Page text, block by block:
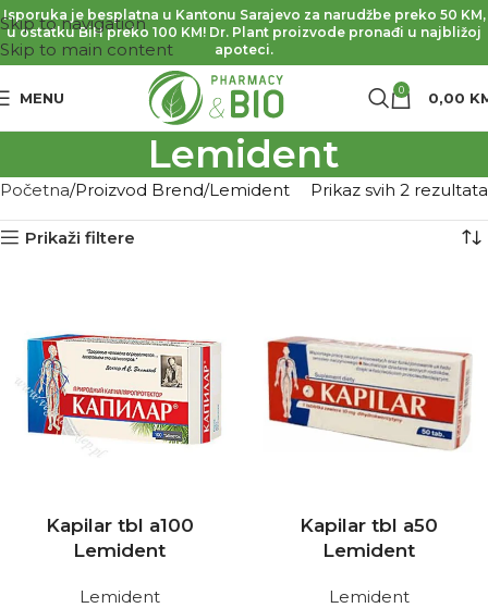
Skip to navigation
Skip to main content
Isporuka je besplatna u Kantonu Sarajevo za narudžbe preko 50 KM,
u ostatku BiH preko 100 KM! Dr. Plant proizvode pronađi u najbližoj
apoteci.
MENU 0 0,00
Lemident
Početna Proizvod Brend Lemident Prikaz svih 2 rezultata
Prikaži filtere
Kapilar tbl a100
Lemident
Lemident
Kapilar tbl a50
Lemident
Lemident